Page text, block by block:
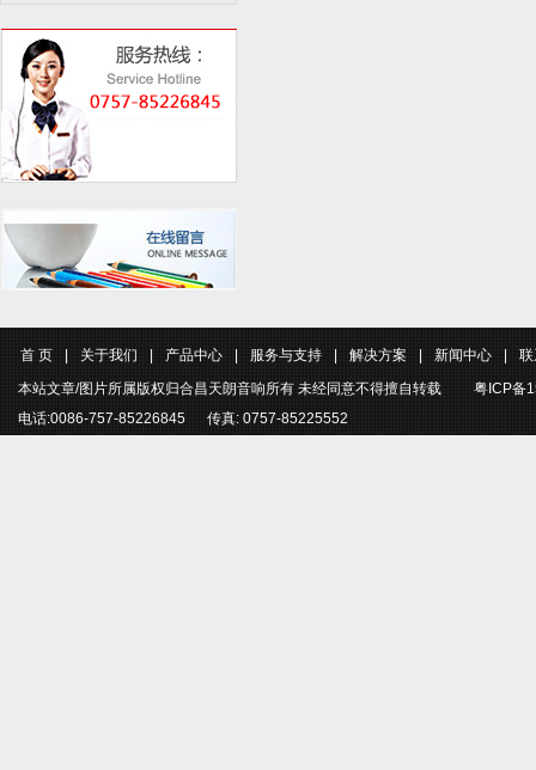
首 页 关于我们 产品中心 服务与支持 解决方案 新闻中心
本站文章/图片所属版权归合昌天朗音响所有 未经同意不得擅自转载 粤ICP备
电话:0086-757-85226845 传真: 0757-85225552